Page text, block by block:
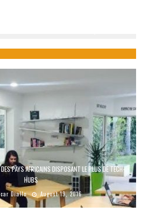
INDUSTRIELS : DES INDUSTRIELS SÉNÉGALAIS
INNOVATIONS TECHNOLOGIQUES
PAYS AFRICAINS DISPOSANT LE PLUS DE TECH-
HUBS
Diallo August 19, 2016